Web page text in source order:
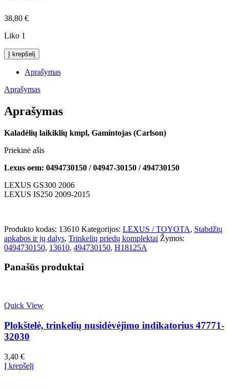
38,80 €
Liko 1
produkto
kiekis:
Kaladėlių
Lexus
Į krepšelį
Aprašymas
Aprašymas
Aprašymas
Kaladėlių laikiklių kmpl, Gamintojas (Carlson)
Priekinė ašis
Lexus oem: 0494730150 / 04947-30150 / 494730150
LEXUS GS300 2006
LEXUS IS250 2009-2015
Produkto kodas: 13610 Kategorijos: LEXUS / TOYOTA, Stabdžių
apkabos ir jų dalys, Trinkelių priedų komplektai Žymos:
0494730150, 13610, 494730150, H18125A
Panašūs produktai
Quick View
Plokštelė, trinkelių nusidėvėjimo indikatorius 47771-
32030
3,40 €
Į krepšelį